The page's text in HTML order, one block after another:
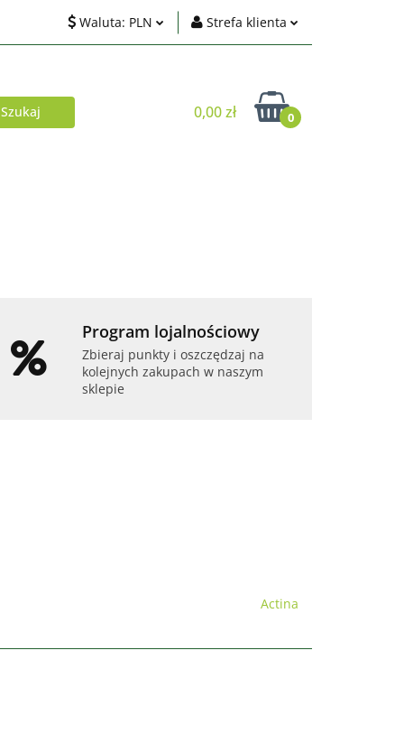
Waluta: PLN Strefa klienta
Zarejestruj się
Dodaj zgłoszenie
0,00 zł 0
Program lojalnościowy
Zbieraj punkty i oszczędzaj na
kolejnych zakupach w naszym
sklepie
Actina